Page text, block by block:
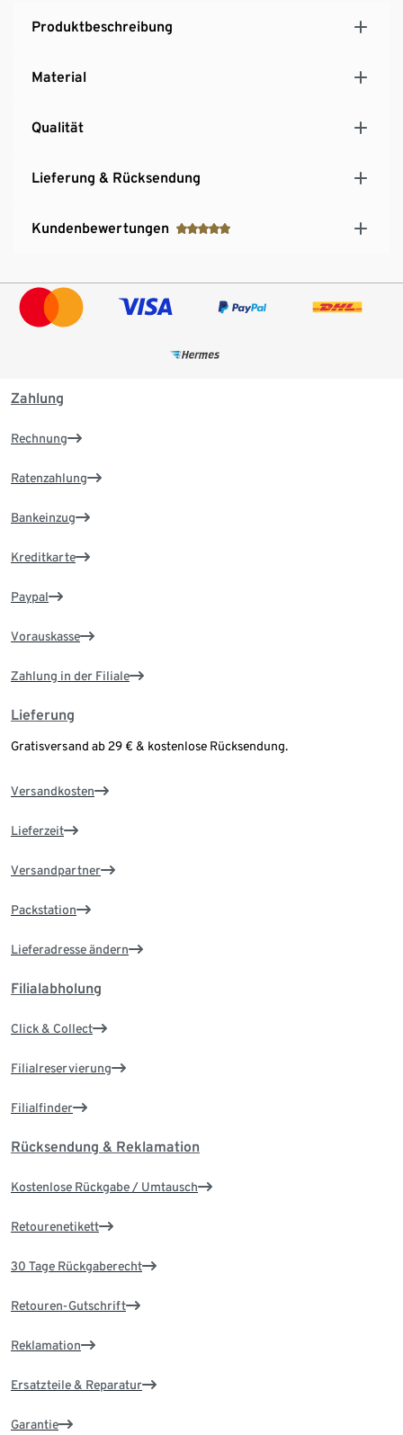
Produktbeschreibung
Material
Qualität
Lieferung & Rücksendung
Kundenbewertungen
Zahlung
Rechnung
Ratenzahlung
Bankeinzug
Kreditkarte
Paypal
Vorauskasse
Zahlung in der Filiale
Lieferung
Gratisversand ab 29 € & kostenlose Rücksendung.
Versandkosten
Lieferzeit
Versandpartner
Packstation
Lieferadresse ändern
Filialabholung
Click & Collect
Filialreservierung
Filialfinder
Rücksendung & Reklamation
Kostenlose Rückgabe / Umtausch
Retourenetikett
30 Tage Rückgaberecht
Retouren-Gutschrift
Reklamation
Ersatzteile & Reparatur
Garantie